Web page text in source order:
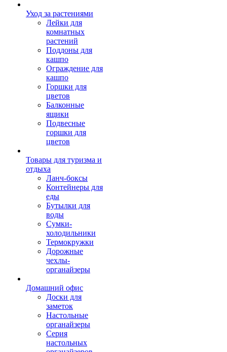
Уход за растениями
Лейки для
комнатных
растений
Поддоны для
кашпо
Ограждение для
кашпо
Горшки для
цветов
Балконные
ящики
Подвесные
горшки для
цветов
Товары для туризма и
отдыха
Ланч-боксы
Контейнеры для
еды
Бутылки для
воды
Сумки-
холодильники
Термокружки
Дорожные
чехлы-
органайзеры
Домашний офис
Доски для
заметок
Настольные
органайзеры
Серия
настольных